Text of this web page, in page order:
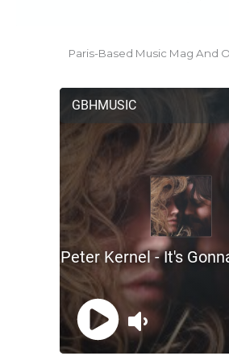
Paris-Based Music Mag And